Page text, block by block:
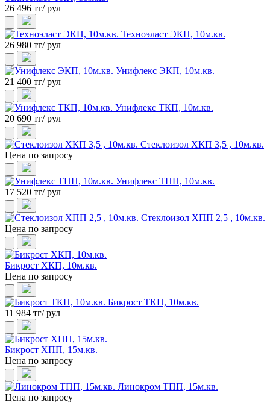
26 496 тг/ рул
Техноэласт ЭКП, 10м.кв.
26 980 тг/ рул
Унифлекс ЭКП, 10м.кв.
21 400 тг/ рул
Унифлекс ТКП, 10м.кв.
20 690 тг/ рул
Стеклоизол ХКП 3,5 , 10м.кв.
Цена по запросу
Унифлекс ТПП, 10м.кв.
17 520 тг/ рул
Стеклоизол ХПП 2,5 , 10м.кв.
Цена по запросу
Бикрост ХКП, 10м.кв.
Цена по запросу
Бикрост ТКП, 10м.кв.
11 984 тг/ рул
Бикрост ХПП, 15м.кв.
Цена по запросу
Линокром ТПП, 15м.кв.
Цена по запросу